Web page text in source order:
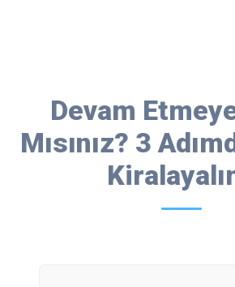
Devam
Mısınız? 3